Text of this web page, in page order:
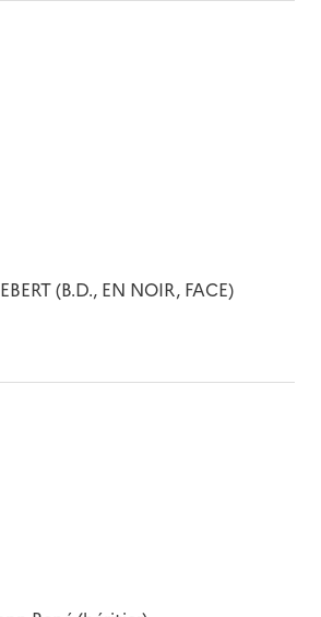
(B.D., EN NOIR, FACE)